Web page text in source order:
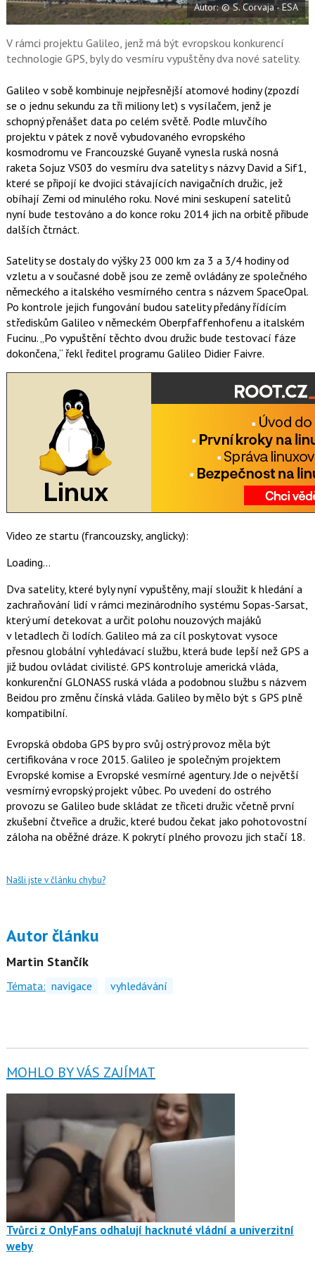
o
o
k
Autor: © S. Corvaja - ESA
V rámci projektu Galileo, jenž má být evropskou konkurencí
technologie GPS, byly do vesmíru vypuštěny dva nové satelity.
Galileo v sobě kombinuje nejpřesnější atomové hodiny (zpozdí
se o jednu sekundu za tři miliony let) s vysílačem, jenž je
schopný přenášet data po celém světě. Podle mluvčího
projektu v pátek z nově vybudovaného evropského
kosmodromu ve Francouzské Guyaně vynesla ruská nosná
raketa Sojuz VS03 do vesmíru dva satelity s názvy David a Sif1,
které se připojí ke dvojici stávajících navigačních družic, jež
obíhají Zemi od minulého roku. Nové mini seskupení satelitů
nyní bude testováno a do konce roku 2014 jich na orbitě přibude
dalších čtrnáct.
Satelity se dostaly do výšky 23 000 km za 3 a 3/4 hodiny od
vzletu a v současné době jsou ze země ovládány ze společného
německého a italského vesmírného centra s názvem SpaceOpal.
Po kontrole jejich fungování budou satelity předány řídícím
střediskům Galileo v německém Oberpfaffenhofenu a italském
Fucinu. „Po vypuštění těchto dvou družic bude testovací fáze
dokončena,“ řekl ředitel programu Galileo Didier Faivre.
Video ze startu (francouzsky, anglicky):
Loading…
Dva satelity, které byly nyní vypuštěny, mají sloužit k hledání a
zachraňování lidí v rámci mezinárodního systému Sopas-Sarsat,
který umí detekovat a určit polohu nouzových majáků
v letadlech či lodích. Galileo má za cíl poskytovat vysoce
přesnou globální vyhledávací službu, která bude lepší než GPS a
již budou ovládat civilisté. GPS kontroluje americká vláda,
konkurenční GLONASS ruská vláda a podobnou službu s názvem
Beidou pro změnu čínská vláda. Galileo by mělo být s GPS plně
kompatibilní.
Evropská obdoba GPS by pro svůj ostrý provoz měla být
certifikována v roce 2015. Galileo je společným projektem
Evropské komise a Evropské vesmírné agentury. Jde o největší
vesmírný evropský projekt vůbec. Po uvedení do ostrého
provozu se Galileo bude skládat ze třiceti družic včetně první
zkušební čtveřice a družic, které budou čekat jako pohotovostní
záloha na oběžné dráze. K pokrytí plného provozu jich stačí 18.
Našli jste v článku chybu?
Autor článku
Martin Stančík
Témata: navigace vyhledávání
MOHLO BY VÁS ZAJÍMAT
Tvůrci z OnlyFans odhalují hacknuté vládní a univerzitní
weby